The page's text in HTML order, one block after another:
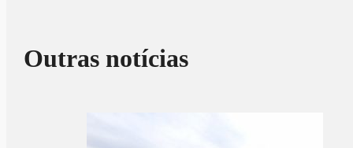
Outras notícias